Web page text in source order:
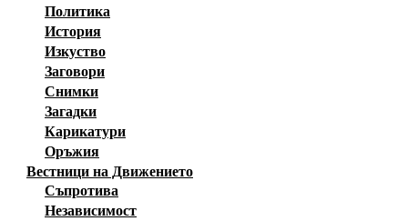
Политика
История
Изкуство
Заговори
Снимки
Загадки
Карикатури
Оръжия
Вестници на Движението
Съпротива
Независимост